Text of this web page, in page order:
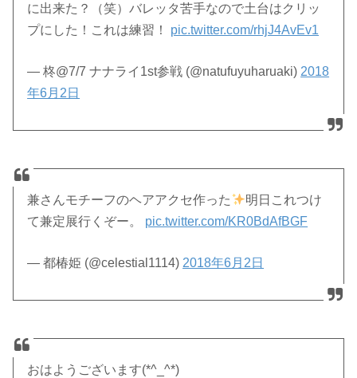
に出来た？（笑）バレッタ苦手なので土台はクリッ
プにした！これは練習！ pic.twitter.com/rhjJ4AvEv1
— 柊@7/7 ナナライ1st参戦 (@natufuyuharuaki) 2018
年6月2日
兼さんモチーフのヘアアクセ作った
明日これつけ
て兼定展行くぞー。 pic.twitter.com/KR0BdAfBGF
— 都椿姫 (@celestial1114) 2018年6月2日
おはようございます(*^_^*)